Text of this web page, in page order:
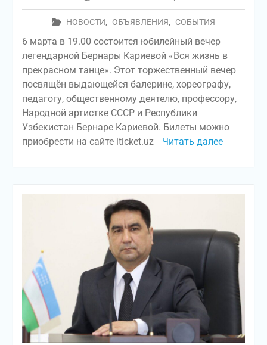
НОВОСТИ, ОБЪЯВЛЕНИЯ, СОБЫТИЯ
6 марта в 19.00 состоится юбилейный вечер
легендарной Бернары Кариевой «Вся жизнь в
прекрасном танце». Этот торжественный вечер
посвящён выдающейся балерине, хореографу,
педагогу, общественному деятелю, профессору,
Народной артистке СССР и Республики
Узбекистан Бернаре Кариевой. Билеты можно
приобрести на сайте iticket.uz
Читать далее